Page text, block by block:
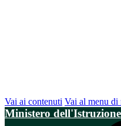
Vai ai contenuti Vai al menu di
Ministero